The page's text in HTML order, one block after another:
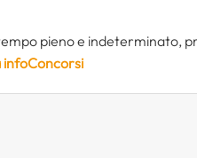
pieno e indeterminato,
infoConcorsi